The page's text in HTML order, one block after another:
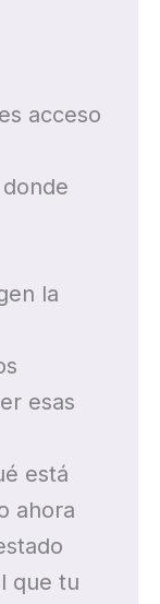
acceso
la
esas
está
ahora
que tu